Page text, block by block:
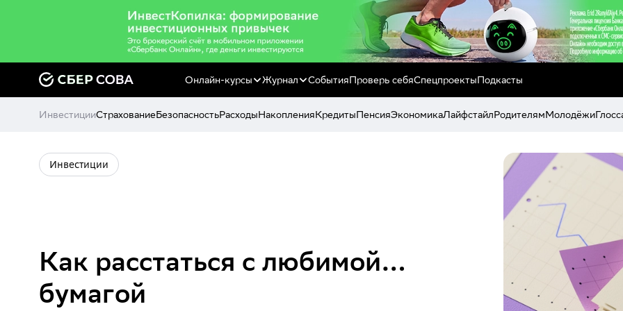
Онлайн-курсы Журнал СобытияПроверь себяСпецпроектыПодкасты
ИнвестицииСтрахованиеБезопасностьРасходыНакопленияКредитыПенсияЭкономикаЛайфстайлРодителямМолодёжи
Инвестиции
Как расстаться с любимой…
бумагой